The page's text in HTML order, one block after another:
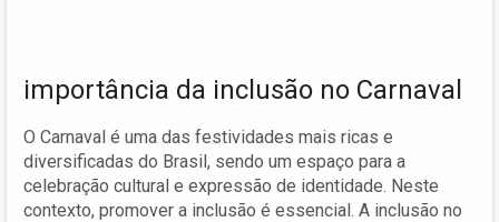
importância da inclusão no Carnaval
O Carnaval é uma das festividades mais ricas e
diversificadas do Brasil, sendo um espaço para a
celebração cultural e expressão de identidade. Neste
contexto, promover a inclusão é essencial. A inclusão no